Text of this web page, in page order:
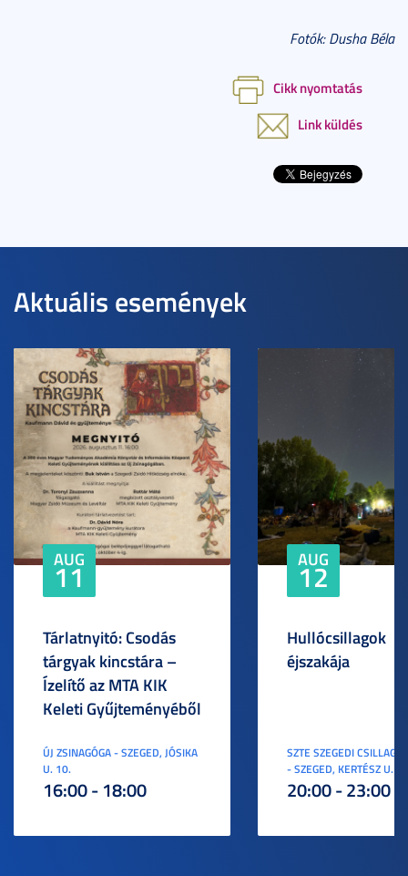
Fotók: Dusha Béla
Cikk nyomtatás
Link küldés
Aktuális események
AUG
11
Tárlatnyitó: Csodás
tárgyak kincstára –
Ízelítő az MTA KIK
Keleti Gyűjteményéből
ÚJ ZSINAGÓGA - SZEGED, JÓSIKA
U. 10.
16:00 - 18:00
AUG
12
Hullócsillagok
éjszakája
SZTE SZEGEDI
- SZEGED, KERTÉSZ U. 3.
20:00 - 23:00